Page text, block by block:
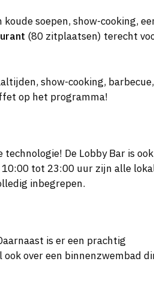
soepen, show-cooking,
(80 zitplaatsen) terecht
show-cooking,
op het programma!
De Lobby Bar is
tot 23:00 uur zijn alle
inbegrepen.
is er een prachtig
over een binnenzwembad